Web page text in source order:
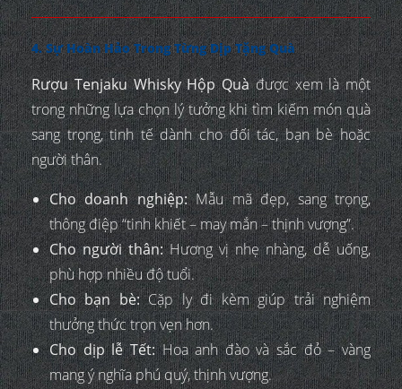
4. Sự Hoàn Hảo Trong Từng Dịp Tặng Quà
Rượu Tenjaku Whisky Hộp Quàđược xem là một
trong những lựa chọn lý tưởng khi tìm kiếm món quà
sang trọng, tinh tế dành cho đối tác, bạn bè hoặc
người thân.
Cho doanh nghiệp:Mẫu mã đẹp, sang trọng,
thông điệp “tinh khiết – may mắn – thịnh vượng”.
Cho người thân:Hương vị nhẹ nhàng, dễ uống,
phù hợp nhiều độ tuổi.
Cho bạn bè:Cặp ly đi kèm giúp trải nghiệm
thưởng thức trọn vẹn hơn.
Cho dịp lễ Tết:Hoa anh đào và sắc đỏ – vàng
mang ý nghĩa phú quý, thịnh vượng.